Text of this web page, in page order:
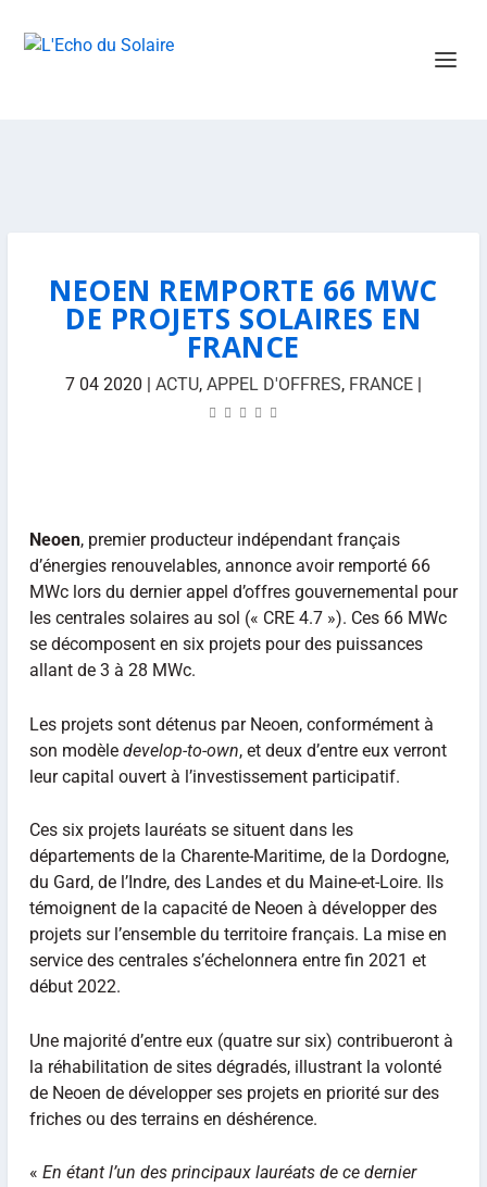
NEOEN REMPORTE 66 MWC
DE PROJETS SOLAIRES EN
FRANCE
7 04 2020 | ACTU, APPEL D'OFFRES, FRANCE|
Neoen, premier producteur indépendant français
d’énergies renouvelables, annonce avoir remporté 66
MWc lors du dernier appel d’offres gouvernemental pour
les centrales solaires au sol (« CRE 4.7 »). Ces 66 MWc
se décomposent en six projets pour des puissances
allant de 3 à 28 MWc.
Les projets sont détenus par Neoen, conformément à
son modèle develop-to-own, et deux d’entre eux verront
leur capital ouvert à l’investissement participatif.
Ces six projets lauréats se situent dans les
départements de la Charente-Maritime, de la Dordogne,
du Gard, de l’Indre, des Landes et du Maine-et-Loire. Ils
témoignent de la capacité de Neoen à développer des
projets sur l’ensemble du territoire français. La mise en
service des centrales s’échelonnera entre fin 2021 et
début 2022.
Une majorité d’entre eux (quatre sur six) contribueront à
la réhabilitation de sites dégradés, illustrant la volonté
de Neoen de développer ses projets en priorité sur des
friches ou des terrains en déshérence.
« En étant l’un des principaux lauréats de ce dernier